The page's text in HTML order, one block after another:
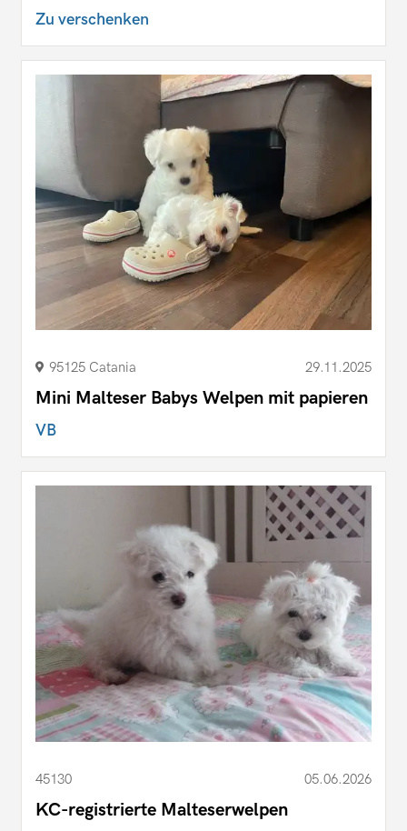
Zu verschenken
95125 Catania 29.11.2025
Mini Malteser Babys Welpen mit papieren
VB
45130 05.06.2026
KC-registrierte Malteserwelpen